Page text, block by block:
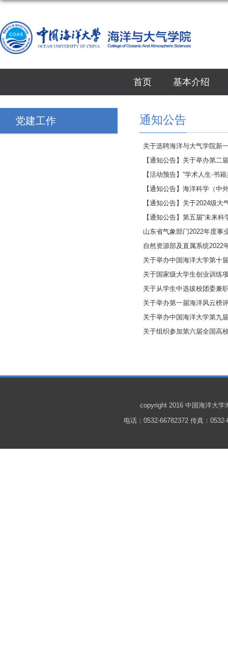
首页 基本介绍
党建工作 通知公告
关于选聘海洋与大气学院新
【通知公告】关于举办第二
【活动预告】“学术人生·书
【通知公告】海洋科学（中
【通知公告】关于2024级
【通知公告】第五届“未来
山东省气象部门2022年度事
自然资源部及直属系统2022
关于举办中国海洋大学第十
关于国家级大学生创业训练
关于从学生中选拔校团委兼
关于举办第一届海洋风云榜
关于举办中国海洋大学第九
关于组织参加第六届全国高
copyright 2016 中国海洋大学
电话：0532-66782372 传真：